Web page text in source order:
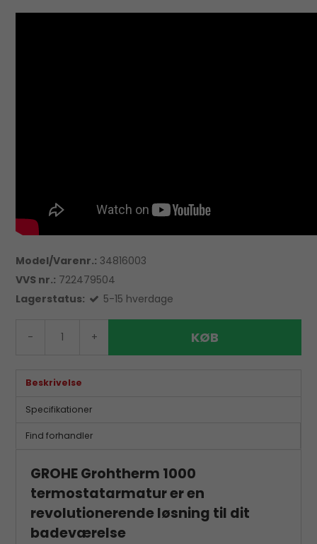
Model/Varenr.: 34816003
VVS nr.: 722479504
Lagerstatus:
5-15 hverdage
- + KØB
Beskrivelse
Specifikationer
Find forhandler
GROHE Grohtherm 1000
termostatarmatur er en
revolutionerende løsning til dit
badeværelse